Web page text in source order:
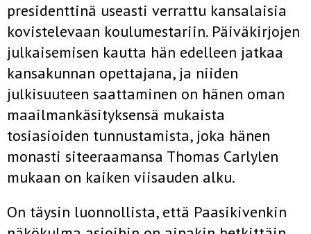
presidenttinä useasti verrattu kansalaisia
kovistelevaan koulumestariin. Päiväkirjojen
julkaisemisen kautta hän edelleen jatkaa
kansakunnan opettajana, ja niiden
julkisuuteen saattaminen on hänen oman
maailmankäsityksensä mukaista
tosiasioiden tunnustamista, joka hänen
monasti siteeraamansa Thomas Carlylen
mukaan on kaiken viisauden alku.
On täysin luonnollista, että Paasikivenkin